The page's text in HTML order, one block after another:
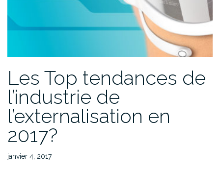
Les Top tendances de
l’industrie de
l’externalisation en
2017?
janvier 4, 2017